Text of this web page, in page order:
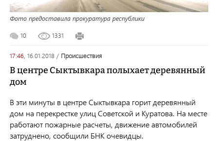
Фото предоставила прокуратура республики
10 1331
17:46, 16.01.2018 / происшествия
В центре Сыктывкара полыхает деревянный
дом
В эти минуты в центре Сыктывкара горит деревянный
дом на перекрестке улиц Советской и Куратова. На месте
работают пожарные расчеты, движение автомобилей
затруднено, сообщили БНК очевидцы.